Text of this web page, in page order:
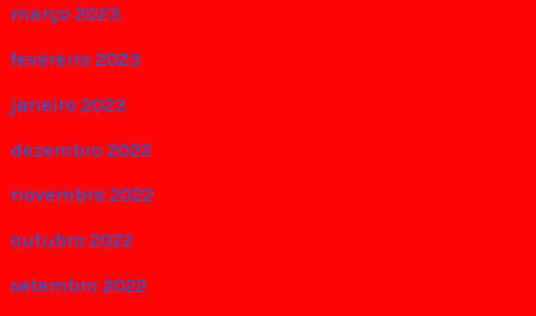
março 2023
fevereiro 2023
janeiro 2023
dezembro 2022
novembro 2022
outubro 2022
setembro 2022